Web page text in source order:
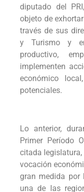
diputado del
objeto de
través de sus
y Turismo y
productivo,
implementen
económico
potenciales.
Lo anterior,
Primer Período
citada
vocación
gran medida por
una de las